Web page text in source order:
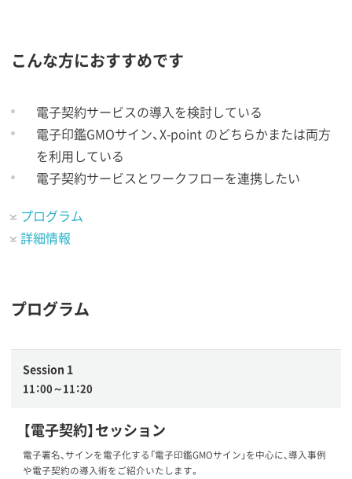
こんな方におすすめです
電子契約サービスの導入を検討している
電子印鑑GMOサイン、X-point のどちらかまたは両方
を利用している
電子契約サービスとワークフローを連携したい
プログラム
詳細情報
プログラム
Session 1
11：00～11：20
【電子契約】セッション
電子署名、サインを電子化する「電子印鑑GMOサイン」を中心に、導入事例
や電子契約の導入術をご紹介いたします。